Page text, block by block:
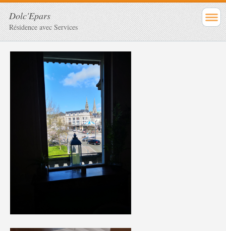
Dolc'Epars
Résidence avec Services